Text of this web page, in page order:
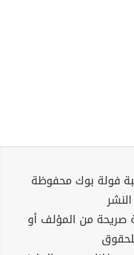
فولة بوك محفوظة
صريحة من المؤلف أو